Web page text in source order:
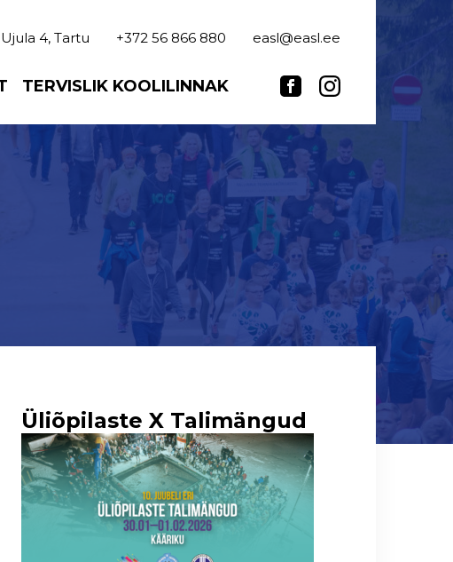
Ujula 4, Tartu +372 56 866 880 easl@easl.ee
TERVISLIK KOOLILINNAK
Üliõpilaste X Talimängud